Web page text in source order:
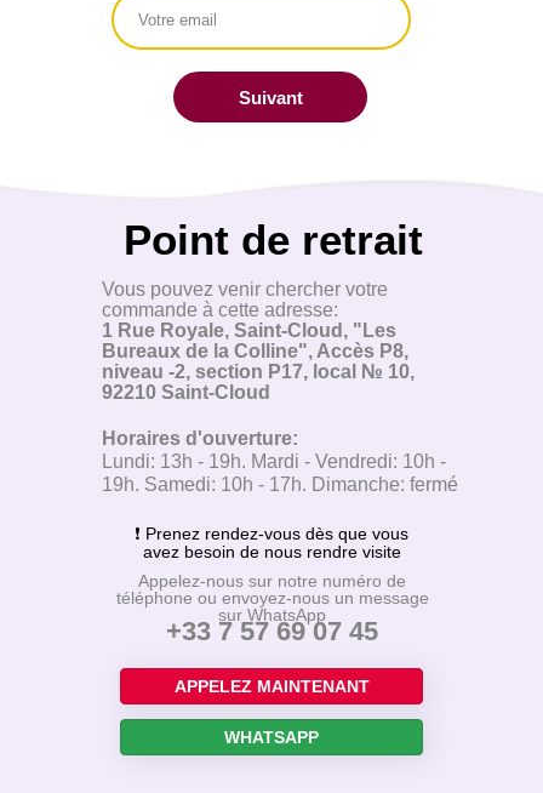
Suivant
Point de retrait
Horaires d'ouverture:
Lundi: 13h - 19h. Mardi - Vendredi: 10h -
19h. Samedi: 10h - 17h. Dimanche: fermé
Appelez-nous sur notre numéro de
téléphone ou envoyez-nous un message
sur WhatsApp
Vous pouvez venir chercher votre
commande à cette adresse:
1 Rue Royale, Saint-Cloud, "Les
Bureaux de la Colline", Accès P8,
niveau -2, section P17, local № 10,
92210 Saint-Cloud
+33 7 57 69 07 45
APPELEZ MAINTENANT
WHATSAPP
❗ Prenez rendez-vous dès que vous
avez besoin de nous rendre visite